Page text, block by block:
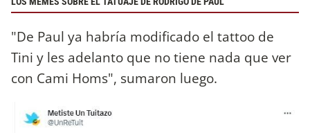
"De Paul ya habría modificado el tattoo de
Tini y les adelanto que no tiene nada que ver
con Cami Homs", sumaron luego.